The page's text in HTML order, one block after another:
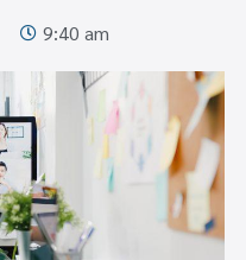
9:40 am